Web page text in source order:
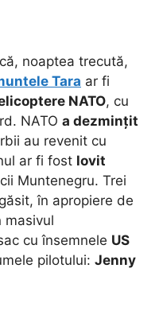
noaptea trecută,
Tara ar fi
NATO, cu
NATO a dezmințit
au revenit cu
ar fi fost lovit
Muntenegru. Trei
în apropiere de
masivul
cu însemnele US
pilotului: Jenny